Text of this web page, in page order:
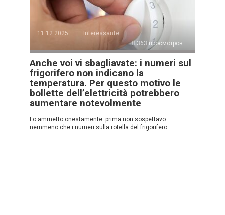
11.12.2025
Interessante
363 просмотров
Anche voi vi sbagliavate: i numeri sul
frigorifero non indicano la
temperatura. Per questo motivo le
bollette dell’elettricità potrebbero
aumentare notevolmente
Lo ammetto onestamente: prima non sospettavo
nemmeno che i numeri sulla rotella del frigorifero